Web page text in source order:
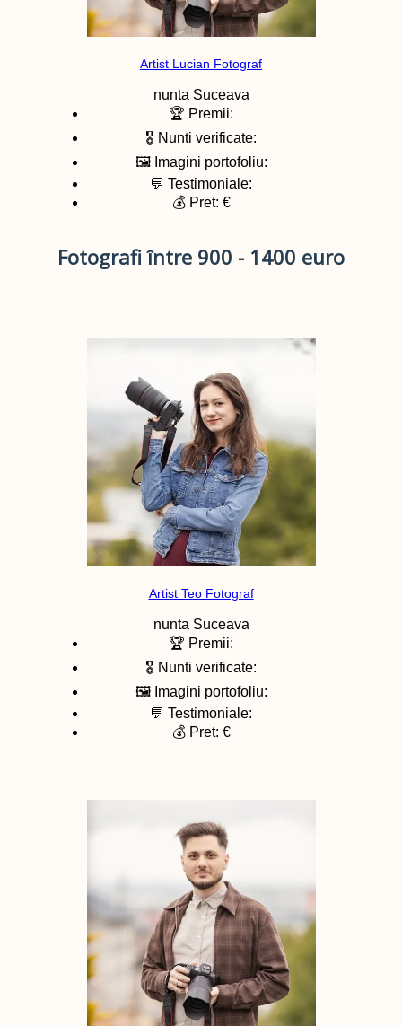
Artist Lucian Fotograf
nunta Suceava
🏆 Premii:
🎖️ Nunti verificate:
🖼️ Imagini portofoliu:
💬 Testimoniale:
💰 Pret: €
Fotografi între 900 - 1400 euro
Artist Teo Fotograf
nunta Suceava
🏆 Premii:
🎖️ Nunti verificate:
🖼️ Imagini portofoliu:
💬 Testimoniale:
💰 Pret: €